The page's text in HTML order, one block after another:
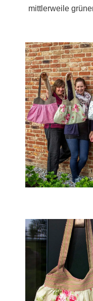
mittlerweile